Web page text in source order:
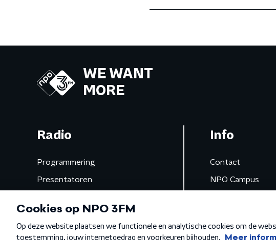
WE WANT
MORE
Radio
Programmering
Presentatoren
Gemist
Info
Contact
NPO Campus